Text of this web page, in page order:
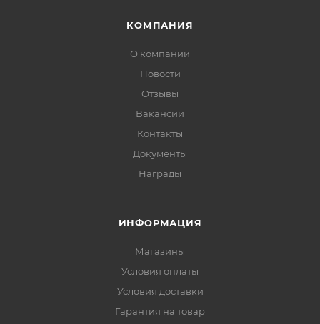
КОМПАНИЯ
О компании
Новости
Отзывы
Вакансии
Контакты
Документы
Награды
ИНФОРМАЦИЯ
Магазины
Условия оплаты
Условия доставки
Гарантия на товар